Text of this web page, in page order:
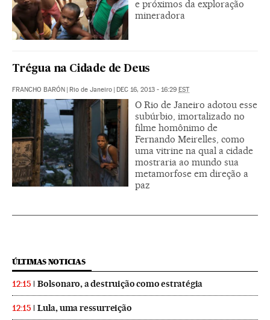
e próximos da exploração
mineradora
Trégua na Cidade de Deus
FRANCHO BARÓN | Rio de Janeiro | DEC 16, 2013 - 16:29 EST
O Rio de Janeiro adotou esse
subúrbio, imortalizado no
filme homônimo de
Fernando Meirelles, como
uma vitrine na qual a cidade
mostraria ao mundo sua
metamorfose em direção a
paz
ÚLTIMAS NOTICIAS
12:15 Bolsonaro, a destruição como estratégia
12:15 Lula, uma ressurreição